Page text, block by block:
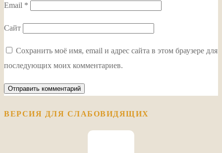
Email *
Сайт
Сохранить моё имя, email и адрес сайта в этом браузере для
последующих моих комментариев.
ВЕРСИЯ ДЛЯ СЛАБОВИДЯЩИХ